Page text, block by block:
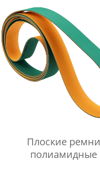
Плоские ремни
полиамидные